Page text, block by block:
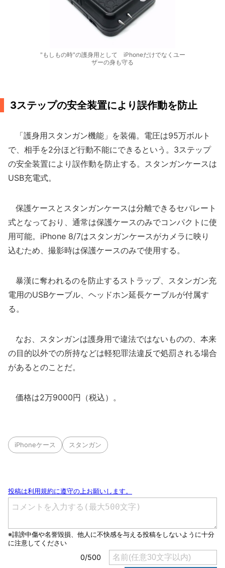
"もしもの時"の護身用として iPhoneだけでなくユー
ザーの身も守る
3ステップの安全装置により誤作動を防止
「護身用スタンガン機能」を装備。電圧は95万ボルト
で、相手を2分ほど行動不能にできるという。3ステップ
の安全装置により誤作動を防止する。スタンガンケースは
USB充電式。
保護ケースとスタンガンケースは分離できるセパレート
式となっており、通常は保護ケースのみでコンパクトに使
用可能。iPhone 8/7はスタンガンケースがカメラに映り
込むため、撮影時は保護ケースのみで使用する。
暴漢に奪われるのを防止するストラップ、スタンガン充
電用のUSBケーブル、ヘッドホン延長ケーブルが付属す
る。
なお、スタンガンは護身用で違法ではないものの、本来
の目的以外での所持などは軽犯罪法違反で処罰される場合
があるとのことだ。
価格は2万9000円（税込）。
iPhoneケース スタンガン